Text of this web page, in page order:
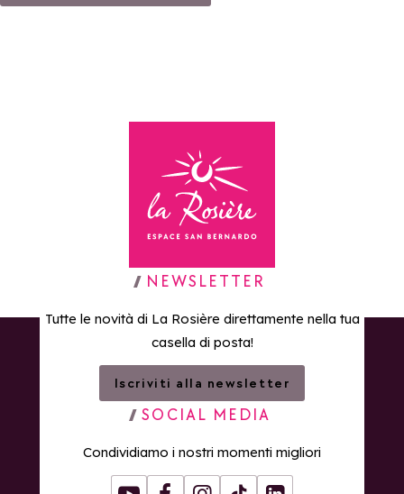
Torna alla home page
NEWSLETTER
Tutte le novità di La Rosière direttamente nella tua
casella di posta!
Iscriviti alla newsletter
SOCIAL MEDIA
Condividiamo i nostri momenti migliori